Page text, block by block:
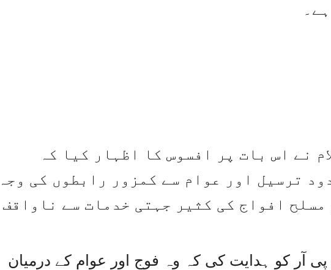
نے اس بات پر افسوس کا اظہار کیا کہ
ترسیل اور عوام سے کمزور رابطوں کی وجہ
افواج کی کثیر جہتی خدمات سے ناواقف
پی آر کو ہدایت کی کہ وہ فوج اور عوام کے درمیان